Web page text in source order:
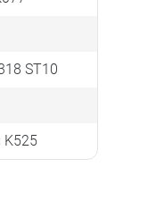
ST10